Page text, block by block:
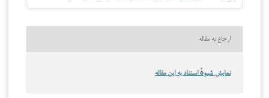
ارجاع به مقاله
نمایش شیوهٔ استناد به این مقاله